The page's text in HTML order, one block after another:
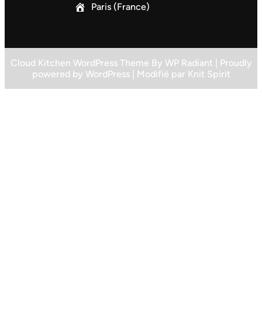
Paris (France)
Cloud Kitchen WordPress Theme By WP Radiant | Proudly
powered by WordPress| Modifié par Knit Spirit